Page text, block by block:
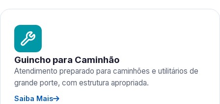
Guincho para Caminhão
Atendimento preparado para caminhões e utilitários de
grande porte, com estrutura apropriada.
Saiba Mais